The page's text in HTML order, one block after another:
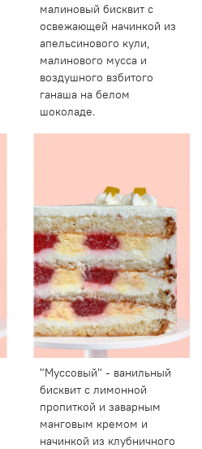
малиновый бисквит с
освежающей начинкой из
апельсинового кули,
малинового мусса и
воздушного взбитого
ганаша на белом
шоколаде.
"Муссовый" - ванильный
бисквит с лимонной
пропиткой и заварным
манговым кремом и
начинкой из клубничного